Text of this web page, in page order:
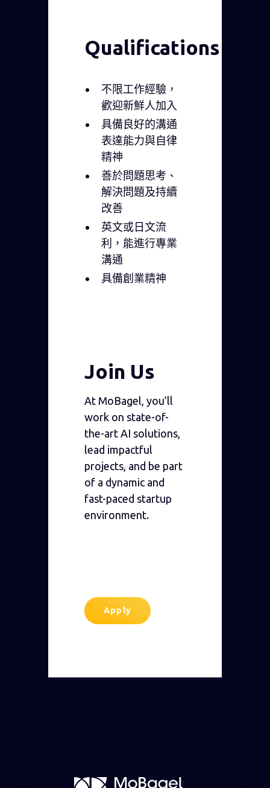
Qualifications
不限工作經驗，
歡迎新鮮人加入
具備良好的溝通
表達能力與自律
精神
善於問題思考、
解決問題及持續
改善
英文或日文流
利，能進行專業
溝通
具備創業精神
Join Us
At MoBagel, you’ll
work on state-of-
the-art AI solutions,
lead impactful
projects, and be part
of a dynamic and
fast-paced startup
environment.
Apply